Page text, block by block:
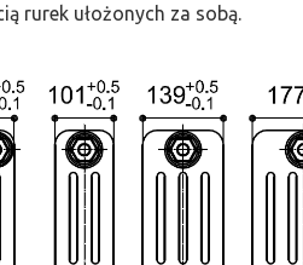
rurek ułożonych za sobą.